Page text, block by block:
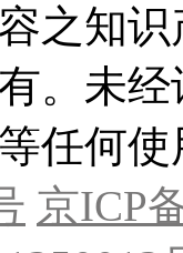
之知
。未
任何使
京ICP